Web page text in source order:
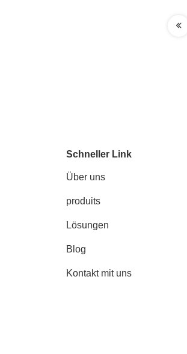
Schneller Link
Über uns
produits
Lösungen
Blog
Kontakt mit uns